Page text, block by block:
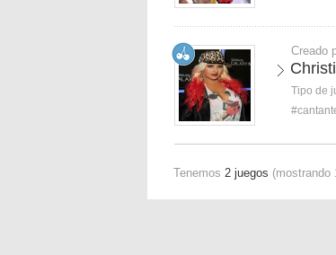
Creado
Tipo de
Tenemos 2 juegos (mostrando